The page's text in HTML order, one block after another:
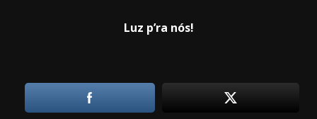
Luz p’ra nós!